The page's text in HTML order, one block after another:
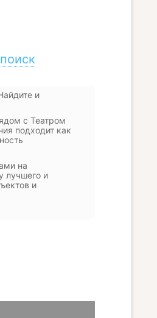
и
с Театром
подходит как
на
лучшего и
и